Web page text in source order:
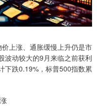
上涨、通胀缓慢上升仍是市
波动较大的9月来临之前获利
下跌0.19%，标普500指数累